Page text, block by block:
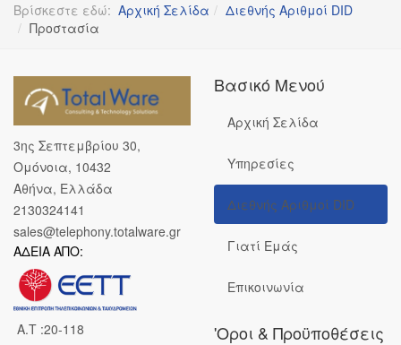
Βρίσκεστε εδώ: Αρχική Σελίδα
Διεθνής Αριθμοί DID
Προστασία
3ης Σεπτεμβρίου 30,
Ομόνοια, 10432
Αθήνα, Ελλάδα
2130324141
sales@telephony.totalware.gr
ΑΔΕΙΑ ΑΠΟ:
A.T :20-118
Βασικό Μενού
Αρχική Σελίδα
Υπηρεσίες
Διεθνής Αριθμοί DID
Γιατί Εμάς
Επικοινωνία
'Οροι & Προϋποθέσεις